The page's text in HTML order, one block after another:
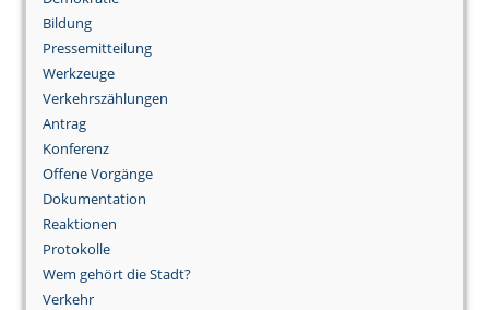
Bildung
Pressemitteilung
Werkzeuge
Verkehrszählungen
Antrag
Konferenz
Offene Vorgänge
Dokumentation
Reaktionen
Protokolle
Wem gehört die Stadt?
Verkehr